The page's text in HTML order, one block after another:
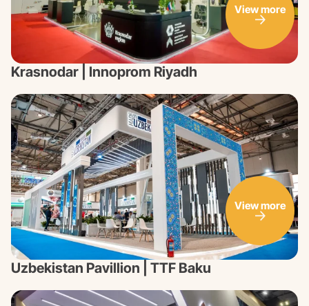
Krasnodar | Innoprom Riyadh
View more
Uzbekistan Pavillion | TTF Baku
View more